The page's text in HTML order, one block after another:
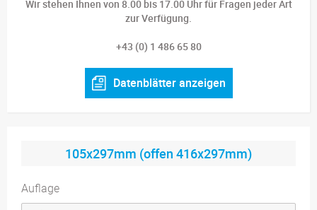
Wir stehen Ihnen von 8.00 bis 17.00 Uhr für Fragen jeder Art
zur Verfügung.
+43 (0) 1 486 65 80
Datenblätter anzeigen
105x297mm (offen 416x297mm)
Auflage